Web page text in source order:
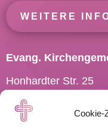
Cookie-
WEITERE
Evang.
Honhardter Str. 25
73494 Rosenberg
Tel.: 07967 701910